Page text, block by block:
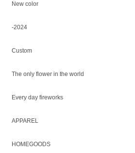
New color
-2024
Custom
The only flower in the world
Every day fireworks
APPAREL
HOMEGOODS